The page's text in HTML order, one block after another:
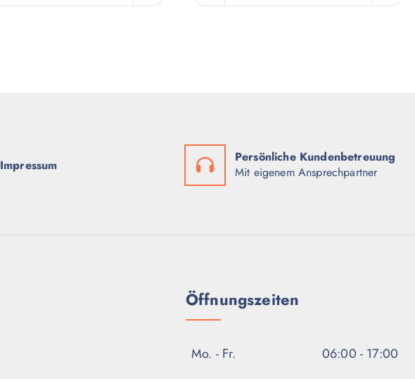
Impressum
Persönliche Kundenbetreuung
Mit eigenem Ansprechpartner
Öffnungszeiten
Mo. - Fr.
06:00 - 17:00